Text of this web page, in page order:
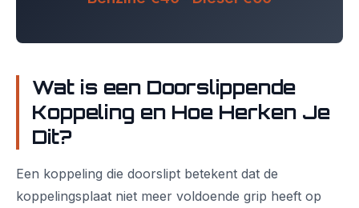
Wat is een Doorslippende
Koppeling en Hoe Herken Je
Dit?
Een koppeling die doorslipt betekent dat de
koppelingsplaat niet meer voldoende grip heeft op